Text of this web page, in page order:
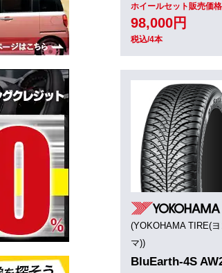
ホイールセット販売価格
98,000円
税込/4本
(YOKOHAMA TIRE(ヨ
マ))
BluEarth-4S